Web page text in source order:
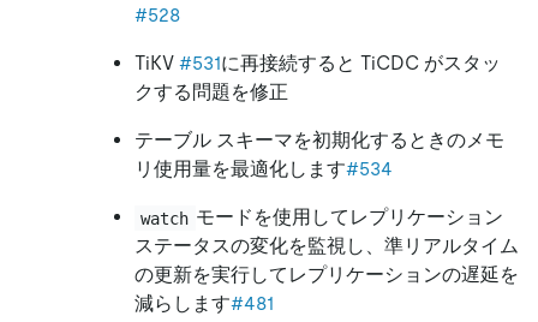
#528
TiKV #531に再接続すると TiCDC がスタッ
クする問題を修正
テーブル スキーマを初期化するときのメモ
リ使用量を最適化します#534
watch モードを使用してレプリケーション
ステータスの変化を監視し、準リアルタイム
の更新を実行してレプリケーションの遅延を
減らします#481